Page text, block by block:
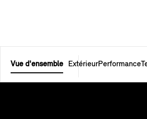
Vue d'ensemble ExtérieurPerformance